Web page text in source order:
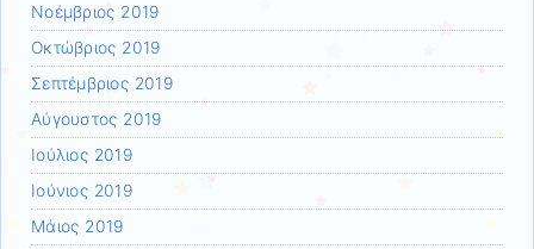
Νοέμβριος 2019
Οκτώβριος 2019
Σεπτέμβριος 2019
Αύγουστος 2019
Ιούλιος 2019
Ιούνιος 2019
Μάιος 2019